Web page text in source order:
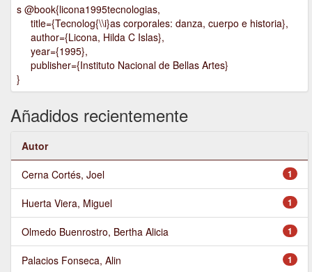
s @book{licona1995tecnologias,
title={Tecnolog{\\i}as corporales: danza, cuerpo e historia},
author={Licona, Hilda C Islas},
year={1995},
publisher={Instituto Nacional de Bellas Artes}
}
Añadidos recientemente
Autor
1
Cerna Cortés, Joel
1
Huerta Viera, Miguel
1
Olmedo Buenrostro, Bertha Alicia
1
Palacios Fonseca, Alin